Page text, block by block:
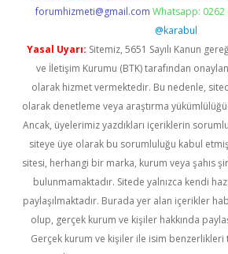
forumhizmeti@gmail.com Whatsapp: 0262
@karabul
Yasal Uyarı: Sitemiz, 5651 Sayılı Kanun
ve İletişim Kurumu (BTK) tarafından
olarak hizmet vermektedir. Bu nedenle,
olarak denetleme veya araştırma
Ancak, üyelerimiz yazdıkları içeriklerin
siteye üye olarak bu sorumluluğu kabul
sitesi, herhangi bir marka, kurum veya şahıs
bulunmamaktadır. Sitede yalnızca kendi
paylaşılmaktadır. Burada yer alan içerikler
olup, gerçek kurum ve kişiler hakkında
Gerçek kurum ve kişiler ile isim